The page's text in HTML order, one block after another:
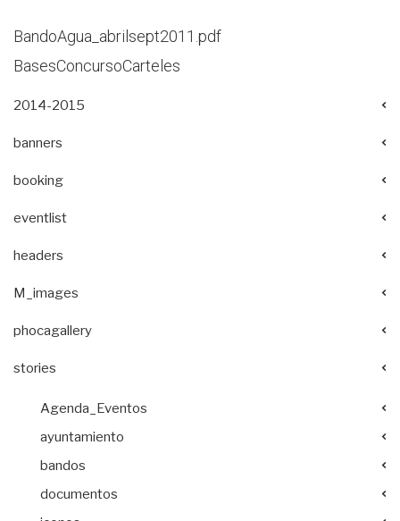
BandoAgua_abrilsept2011.pdf
BasesConcursoCarteles
2014-2015
banners
booking
eventlist
headers
M_images
phocagallery
stories
Agenda_Eventos
ayuntamiento
bandos
documentos